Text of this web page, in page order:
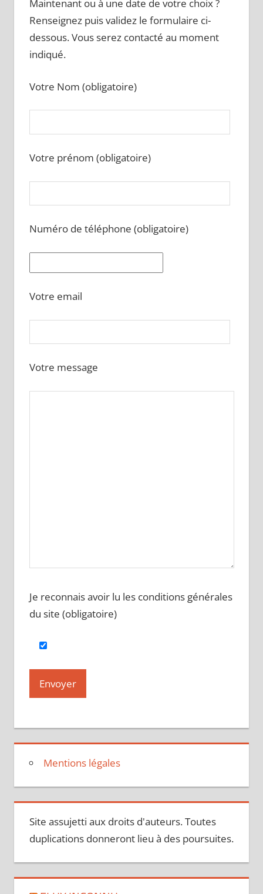
Maintenant ou à une date de votre choix ?
Renseignez puis validez le formulaire ci-
dessous. Vous serez contacté au moment
indiqué.
Votre Nom (obligatoire)
Votre prénom (obligatoire)
Numéro de téléphone (obligatoire)
Votre email
Votre message
Je reconnais avoir lu les conditions générales
du site (obligatoire)
Mentions légales
Site assujetti aux droits d'auteurs. Toutes
duplications donneront lieu à des poursuites.